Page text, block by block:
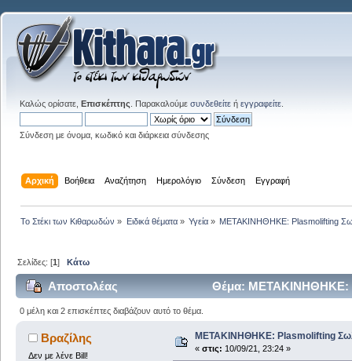
Καλώς ορίσατε, Επισκέπτης . Παρακαλούμε συνδεθείτε ή εγγραφείτε
Σύνδεση με όνομα, κωδικό και διάρκεια σύνδεσης
Αρχική Βοήθεια Αναζήτηση Ημερολόγιο Σύνδεση Εγγραφή
Το Στέκι των Κιθαρωδών » Ειδικά θέματα» Υγεία» ΜΕΤΑΚΙΝΗΘΗΚΕ: Plasmolifting
Σελίδες: [1]Κάτω
Αποστολέας Θέμα: ΜΕΤΑΚΙΝΗΘΗΚΕ:
0 μέλη και 2 επισκέπτες διαβάζουν αυτό το θέμα.
Βραζίλης
Δεν με λένε Bill!
ΜΕΤΑΚΙΝΗΘΗΚΕ: Plasmolifting
« στις: 10/09/21, 23:24 »